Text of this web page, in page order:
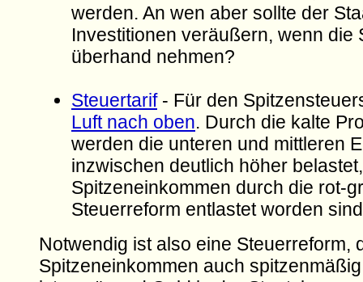
werden. An wen aber sollte der
Investitionen veräußern, wenn die
überhand nehmen?
Steuertarif- Für den
Luft nach oben. Durch die kalte
werden die unteren und mittleren
inzwischen deutlich höher
Spitzeneinkommen durch die rot-
Steuerreform entlastet worden
Notwendig ist also eine Steuerreform,
Spitzeneinkommen auch